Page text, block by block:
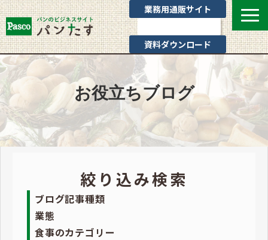
業務用通販サイト
資料ダウンロード
選ばれる理由
業態別提案
カテゴリ一覧
お役立ちブログ
通販サイトのご案内
お役立ちブログ
絞り込み検索
ブログ記事種類
業態
食事のカテゴリー